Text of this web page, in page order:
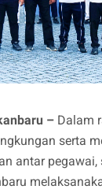
– Dalam
serta
antar pegawai,